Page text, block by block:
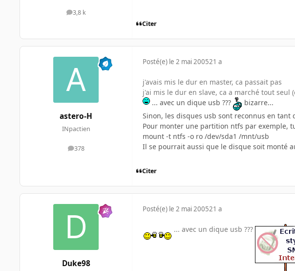
3,8 k
messages
Citer
astero-H
INpactien
378
messages
Posté(e) le 2 mai 200521 a
j'avais mis le dur en master, ca passait pas
j'ai mis le dur en slave, ca a marché tout seul
... avec un dique usb ???
bizarre...
Sinon, les disques usb sont reconnus en tant
Pour monter une partition ntfs par exemple,
mount -t ntfs -o ro /dev/sda1 /mnt/usb
Il se pourrait aussi que le disque soit monté
Citer
Duke98
Posté(e) le 2 mai 200521 a
... avec un dique usb ???